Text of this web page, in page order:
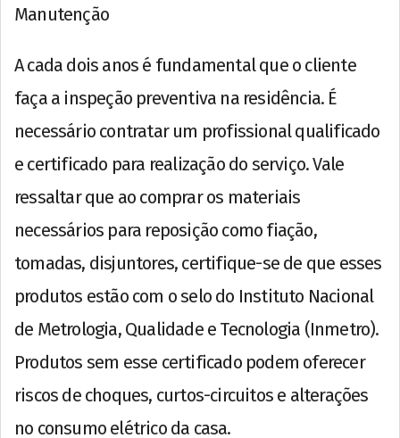
Manutenção
A cada dois anos é fundamental que o cliente
faça a inspeção preventiva na residência. É
necessário contratar um profissional qualificado
e certificado para realização do serviço. Vale
ressaltar que ao comprar os materiais
necessários para reposição como fiação,
tomadas, disjuntores, certifique-se de que esses
produtos estão com o selo do Instituto Nacional
de Metrologia, Qualidade e Tecnologia (Inmetro).
Produtos sem esse certificado podem oferecer
riscos de choques, curtos-circuitos e alterações
no consumo elétrico da casa.